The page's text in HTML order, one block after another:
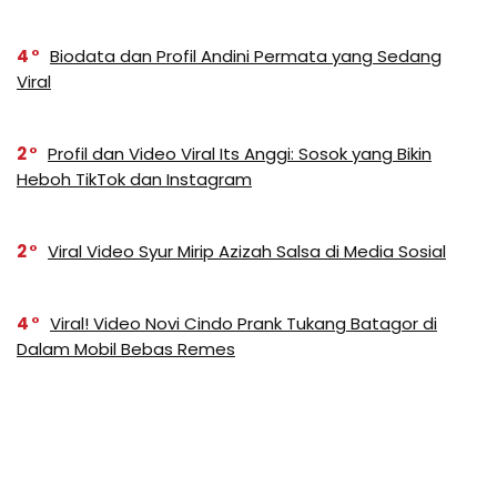
4
Biodata dan Profil Andini Permata yang Sedang
Viral
2
Profil dan Video Viral Its Anggi: Sosok yang Bikin
Heboh TikTok dan Instagram
2 Viral Video Syur Mirip Azizah Salsa di Media Sosial
4
Viral! Video Novi Cindo Prank Tukang Batagor di
Dalam Mobil Bebas Remes